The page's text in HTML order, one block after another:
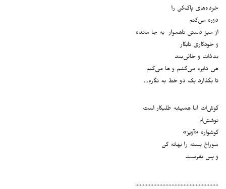
خرده‌های پاک‌کن را
دوره می‌کنم
از میز دستی ناهموار به جا مانده
و خودکاری نابکار
بدذات و خالی‌بند
هی دایره می‌کشم و ها می‌کنم
تا بگذارد یک دو خط به نگارم…
گوش‌ات اما همیشه طلبکار است
نوشتی‌ام
گوشواره «آویز»
سوراخ بسته را بهانه کن
و پس بفرست
……………………………………………….